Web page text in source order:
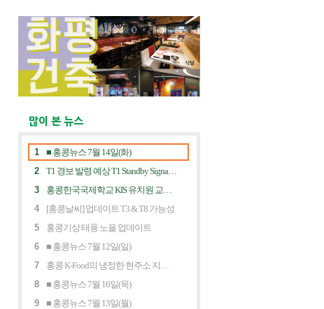
많이 본 뉴스
1
■ 홍콩뉴스 7월 14일(화)
2
3
4
[홍콩날씨] 업데이트 T3 & T8 가능성
5
홍콩기상 태풍 노을 업데이트
6
■ 홍콩뉴스 7월 12일(일)
7
8
■ 홍콩뉴스 7월 16일(목)
9
■ 홍콩뉴스 7월 13일(월)